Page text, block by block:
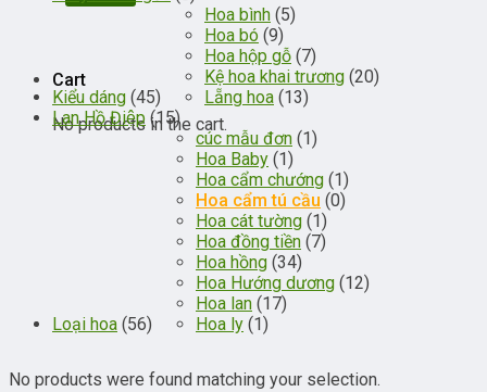
Cart
No products in the cart.
Kiểu dáng (45)
Hoa bình (5)
Hoa bó (9)
Hoa hộp gỗ (7)
Kệ hoa khai trương (20)
Lẵng hoa (13)
Lan Hồ Điệp (15)
Loại hoa (56)
cúc mẫu đơn (1)
Hoa Baby (1)
Hoa cẩm chướng (1)
Hoa cẩm tú cầu (0)
Hoa cát tường (1)
Hoa đồng tiền (7)
Hoa hồng (34)
Hoa Hướng dương (12)
Hoa lan (17)
Hoa ly (1)
No products were found matching your selection.